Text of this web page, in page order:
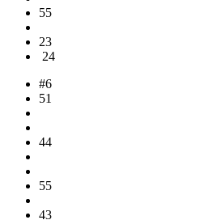
55
23
24
#6
51
44
55
43